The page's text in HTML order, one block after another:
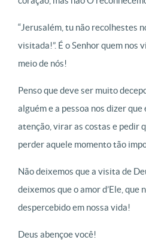
“Jerusalém, tu não recolhestes
visitada!”. É o Senhor quem nos
meio de nós!
Penso que deve ser muito
alguém e a pessoa nos dizer
atenção, virar as costas e pedir
perder aquele momento tão
Não deixemos que a visita de
deixemos que o amor d’Ele, que
despercebido em nossa vida!
Deus abençoe você!